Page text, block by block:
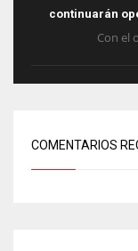
continuarán
Con el
COMENTARIOS